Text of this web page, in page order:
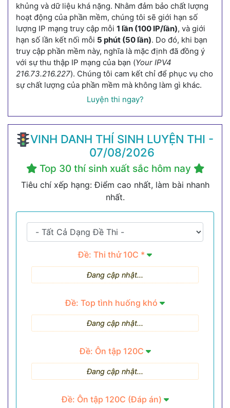
khủng và dữ liệu khá nặng. Nhằm đảm bảo chất lượng
hoạt động của phần mềm, chúng tôi sẽ giới hạn số
lượng IP mạng truy cập mỗi 1 lần (100 IP/lần), và giới
hạn số lần kết nối mỗi 5 phút (50 lần). Do đó, khi bạn
truy cập phần mềm này, nghĩa là mặc định đã đồng ý
với sự thu thập IP mạng của bạn (Your IPV4
216.73.216.227). Chúng tôi cam kết chỉ để phục vụ cho
sự chất lượng của phần mềm mà không làm gì khác.
Luyện thi ngay?
VINH DANH THÍ SINH LUYỆN THI -
07/08/2026
Top 30 thí sinh xuất sắc hôm nay
Tiêu chí xếp hạng: Điểm cao nhất, làm bài nhanh
nhất.
Đề: Thi thử 10C *
Đang cập nhật...
Đề: Top tình huống khó
Đang cập nhật...
Đề: Ôn tập 120C
Đang cập nhật...
Đề: Ôn tập 120C (Đáp án)